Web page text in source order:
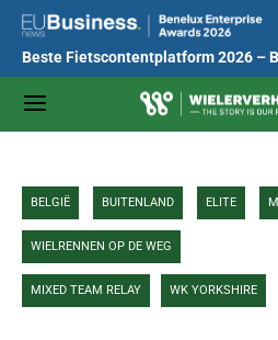
Beste Fietscontentplatform 2026 –
BELGIË BUITENLAND ELITE
WIELRENNEN OP DE WEG
MIXED TEAM RELAY WK YORKSHIRE